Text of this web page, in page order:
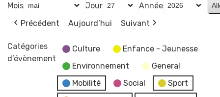
Mois Jour
Année
Précédent
Aujourd’hui Suivant
Catégories
d’évènement
Culture
Enfance - Jeunesse
Environnement
General
Mobilité
Social
Sport